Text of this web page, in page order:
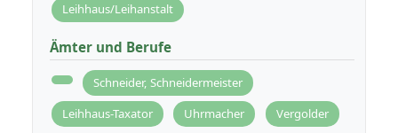
Leihhaus/Leihanstalt
Ämter und Berufe
Schneider, Schneidermeister
Leihhaus-Taxator
Uhrmacher Vergolder